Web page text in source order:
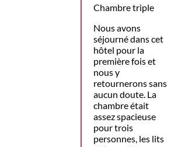
Chambre triple
Nous avons
séjourné dans cet
hôtel pour la
première fois et
nous y
retournerons sans
aucun doute. La
chambre était
assez spacieuse
pour trois
personnes, les lits